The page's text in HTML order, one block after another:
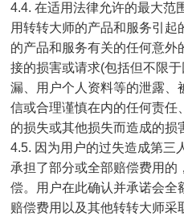
4.4. 在适用法律允许的最大范
用转转大师的产品和服务引
的产品和服务有关的任何意外
接的损害或请求(包括但不限
漏、用户个人资料等的泄露、
信或合理谨慎在内的任何责任
的损失或其他损失而造成的损
4.5. 因为用户的过失造成第三
承担了部分或全部赔偿费用的
偿。用户在此确认并承诺会全
赔偿费用以及其他转转大师采